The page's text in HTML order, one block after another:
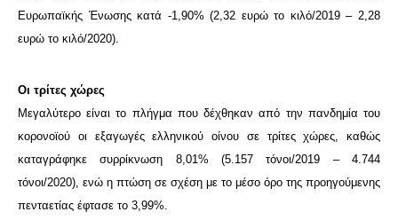
Ευρωπαϊκής Ένωσης κατά -1,90% (2,32 ευρώ το κιλό/2019 – 2,28
ευρώ το κιλό/2020).
Οι τρίτες χώρες
Μεγαλύτερο είναι το πλήγμα που δέχθηκαν από την πανδημία του
κορονοϊού οι εξαγωγές ελληνικού οίνου σε τρίτες χώρες, καθώς
καταγράφηκε συρρίκνωση 8,01% (5.157 τόνοι/2019 – 4.744
τόνοι/2020), ενώ η πτώση σε σχέση με το μέσο όρο της προηγούμενης
πενταετίας έφτασε το 3,99%.